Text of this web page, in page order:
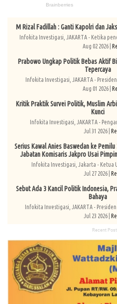
M Rizal Fadillah : Ganti Kapolri dan
Infokita Investigasi, JAKARTA - Ketika
Aug 02 2026 |
Prabowo Ungkap Politik Bebas Aktif
Tepercaya
Infokita Investigasi, JAKARTA -
Aug 01 2026 |
Kritik Praktik Survei Politik, Muslim
Kunci
Infokita Investigasi, JAKARTA -
Jul 31 2026 |
Serius Kawal Anies Baswedan ke
Jabatan Komisaris Jakpro Usai
Infokita Investigasi, Jakarta - Ketua
Jul 27 2026 |
Sebut Ada 3 Kancil Politik Indonesia,
Bahaya
Infokita Investigasi, JAKARTA -
Jul 23 2026 |
Recent